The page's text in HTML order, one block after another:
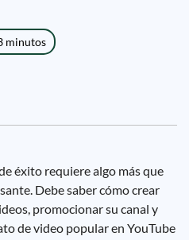
minutos
éxito requiere algo más que
Debe saber cómo crear
promocionar su canal y
de video popular en YouTube